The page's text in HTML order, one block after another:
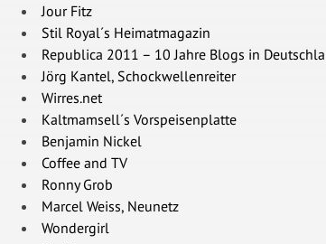
Jour Fitz
Stil Royal´s Heimatmagazin
Republica 2011 – 10 Jahre Blogs in
Jörg Kantel, Schockwellenreiter
Wirres.net
Kaltmamsell´s Vorspeisenplatte
Benjamin Nickel
Coffee and TV
Ronny Grob
Marcel Weiss, Neunetz
Wondergirl